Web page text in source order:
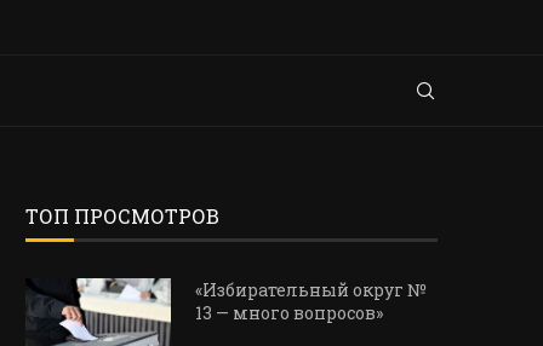
ТОП ПРОСМОТРОВ
«Избирательный округ №
13 — много вопросов»